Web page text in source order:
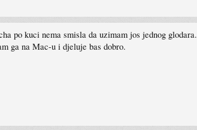
po kuci nema smisla da uzimam jos jednog glodara.
ga na Mac-u i djeluje bas dobro.